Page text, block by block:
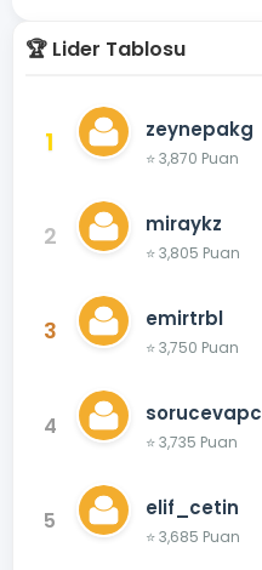
🏆 Lider Tablosu
1 zeynepakg
⭐ 3,870 Puan
2 miraykz
⭐ 3,805 Puan
3 emirtrbl
⭐ 3,750 Puan
4
⭐ 3,735 Puan
5 elif_cetin
⭐ 3,685 Puan